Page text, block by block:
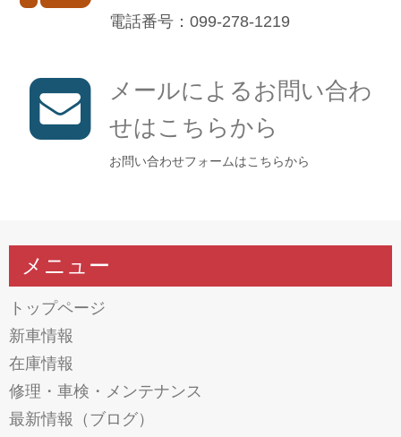
電話番号：099-278-1219
メールによるお問い合わ
せはこちらから
お問い合わせフォームはこちらから
メニュー
トップページ
新車情報
在庫情報
修理・車検・メンテナンス
最新情報（ブログ）